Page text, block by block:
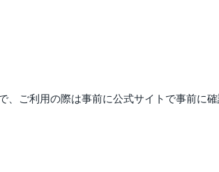
ご利用の際は事前に公式サイトで事前に確